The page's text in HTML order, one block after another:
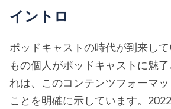
イントロ
ポッドキャストの時代が到来し
もの個人がポッドキャストに魅
れは、このコンテンツフォーマ
ことを明確に示しています。